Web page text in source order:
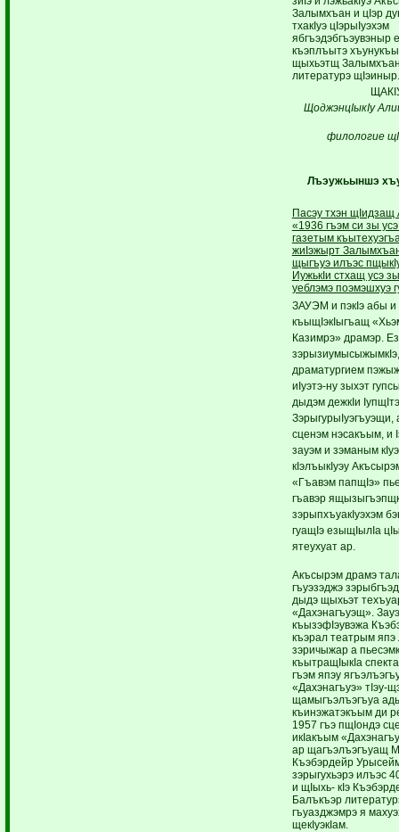
Залымхъан и цIэр
тхакIуэ цIэрыIуэхэм
ябгъэдэбгъэувэныр
къэплъытэ
щыхьэтщ
литературэ щIэиныр.
ЩоджэнцIыкIу
филологие
Лъэужьыншэ
Пасэу тхэн щIидзащ
«1936 гъэм си зы
газетым
жиIэжырт
щыгъуэ илъэс
ИужькIи стхащ усэ
уеблэмэ поэмэшхуэ
ЗАУЭМ и пэкIэ абы и
къыщIэкIыгъащ
Казимрэ» драмэр.
драматургием
иIуэтэ-ну зыхэт
дыдэм дежкIи
ЗэрыгурыIуэгъуэщи,
сценэм нэсакъым, и
зауэм и зэманым
кIэлъыкIуэу
«Гъавэм папщIэ»
гъавэр
зэрыпхъуакIуэхэм
гуащIэ езыщIылIа
ятеухуат ар.
Акъсырэм драмэ
гъуэзэджэ
дыдэ щыхьэт
«Дахэнагъуэщ».
къызэфIэувэжа
къэрал театрым япэ
зэричыжар а
къытращIыкIа
гъэм япэу
«Дахэнагъуэ» тIэу-
щамыгъэлъэгъуа
къинэжатэкъым ди
1957 гъэ пщIондэ
икIакъым
ар щагъэлъэгъуащ
Къэбэрдейр
зэрыгухьэрэ илъэс
и щIыхь- кIэ
Балъкъэр
гъуазджэмрэ я
щекIуэкIам.